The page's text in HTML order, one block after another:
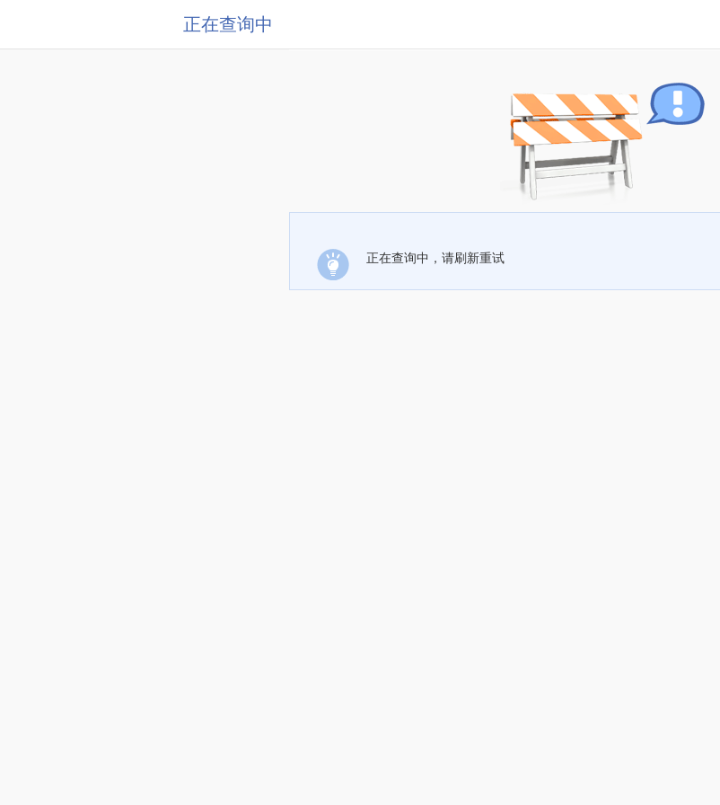
正在查询中
正在查询中，请刷新重试